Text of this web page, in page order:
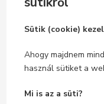
Sütik (cookie)
Ahogy majdnem
használ sütiket a
Mi is az a süti?